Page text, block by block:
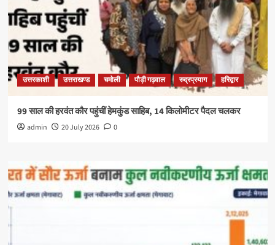
उत्तरकाशी उत्तराखण्ड चमोली पौड़ी गढ़वाल रुद्रप्रयाग हरिद्वार
99 साल की हरवंत कौर पहुंचीं हेमकुंड साहिब, 14 किलोमीटर पैदल चलकर
admin 20 July 2026 0